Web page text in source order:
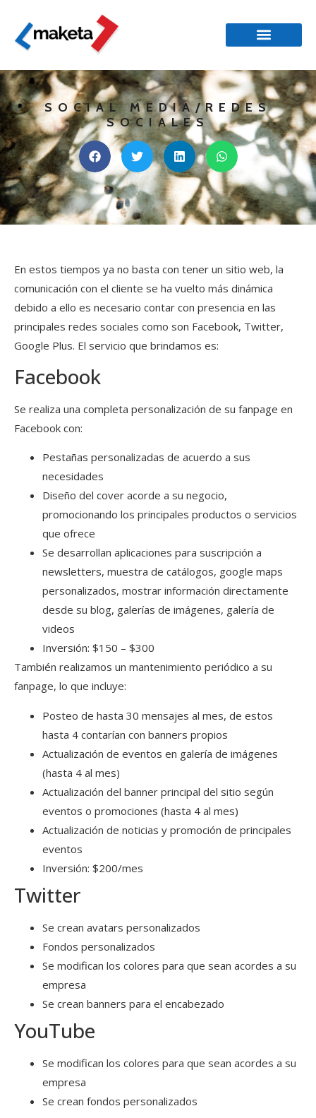
SOCIAL MEDIA/REDES
SOCIALES
En estos tiempos ya no basta con tener un sitio web, la
comunicación con el cliente se ha vuelto más dinámica
debido a ello es necesario contar con presencia en las
principales redes sociales como son Facebook, Twitter,
Google Plus. El servicio que brindamos es:
Facebook
Se realiza una completa personalización de su fanpage en
Facebook con:
Pestañas personalizadas de acuerdo a sus
necesidades
Diseño del cover acorde a su negocio,
promocionando los principales productos o servicios
que ofrece
Se desarrollan aplicaciones para suscripción a
newsletters, muestra de catálogos, google maps
personalizados, mostrar información directamente
desde su blog, galerías de imágenes, galería de
videos
Inversión: $150 – $300
También realizamos un mantenimiento periódico a su
fanpage, lo que incluye:
Posteo de hasta 30 mensajes al mes, de estos
hasta 4 contarían con banners propios
Actualización de eventos en galería de imágenes
(hasta 4 al mes)
Actualización del banner principal del sitio según
eventos o promociones (hasta 4 al mes)
Actualización de noticias y promoción de principales
eventos
Inversión: $200/mes
Twitter
Se crean avatars personalizados
Fondos personalizados
Se modifican los colores para que sean acordes a su
empresa
Se crean banners para el encabezado
YouTube
Se modifican los colores para que sean acordes a su
empresa
Se crean fondos personalizados